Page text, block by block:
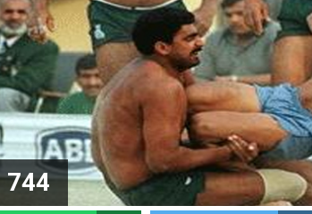
744